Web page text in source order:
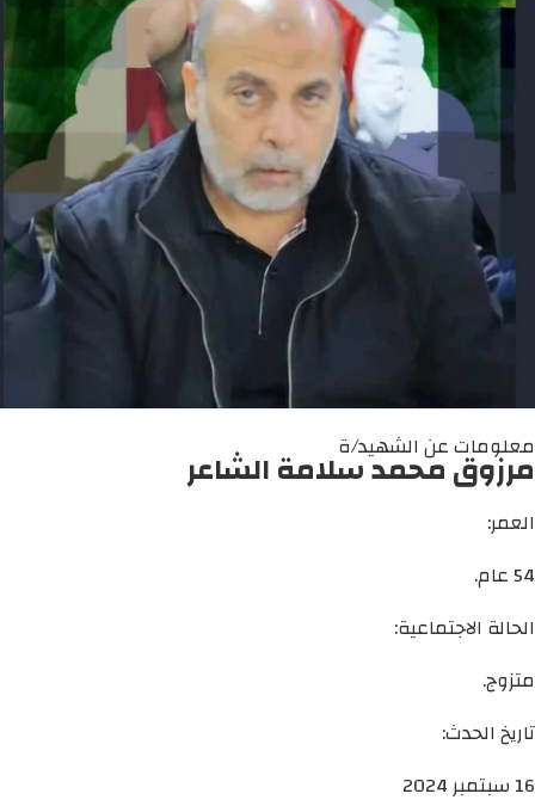
معلومات عن الشهيد/ة
مرزوق محمد سلامة الشاعر
العمر:
54 عام.
الحالة الاجتماعية:
متزوج.
تاريخ الحدث:
16 سبتمبر 2024